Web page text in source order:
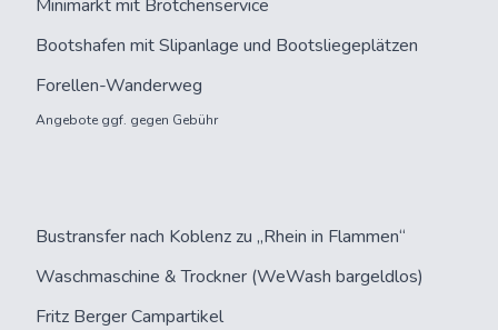
Minimarkt mit Brötchenservice
Bootshafen mit Slipanlage und Bootsliegeplätzen
Forellen-Wanderweg
Angebote ggf. gegen Gebühr
Bustransfer nach Koblenz zu „Rhein in Flammen“
Waschmaschine & Trockner (WeWash bargeldlos)
Fritz Berger Campartikel